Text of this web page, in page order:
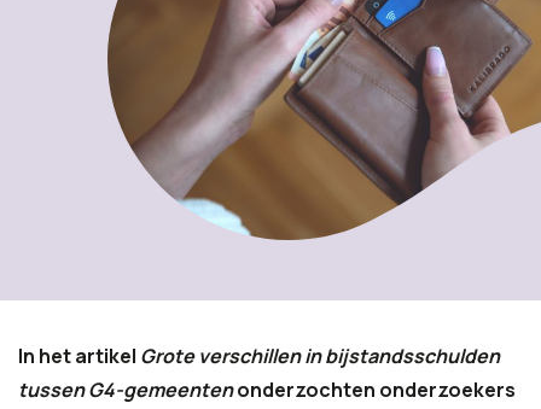
In het artikel Grote verschillen in bijstandsschulden
tussen G4-gemeentenonderzochten onderzoekers